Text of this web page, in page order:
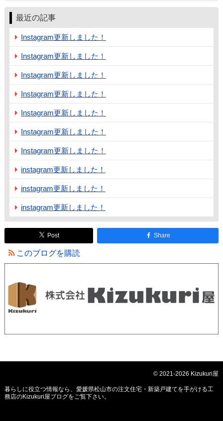
最近の記事
Instagram更新しました！
Instagram更新しました！
Instagram更新しました！
Instagram更新しました！
Instagram更新しました！
Instagram更新しました！
Instagram更新しました！
instagram更新しました！
instagram更新しました！
instagram更新しました！
Post Share
このブログを購読
© 2021-2026 Kizukuri屋
暮らしに役立つ情報なら、 愛媛県松山市の注文住宅・新築戸建てを手がける工
務店のKizukuri屋ブログをご覧下さい。